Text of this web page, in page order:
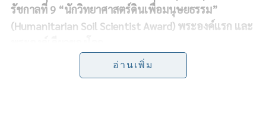
e
b
e
t
t
e
r
y
L
i
n
e
รัชกาลที่ 9 “นักวิทยาศาสตร์ดินเพื่อมนุษยธรรม”
(Humanitarian Soil Scientist Award) พระองค์แรก และ
ร้อยเอก ธรรมนัส พรหมเผ่ารัฐมนตรีช่วยว่าการกระทรวง
อ่านเพิ่ม